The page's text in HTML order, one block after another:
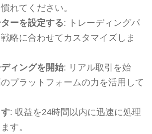
れてください。
ーを設定する: トレーディングパ
略に合わせてカスタマイズしま
ィングを開始: リアル取引を始
プラットフォームの力を活用して
: 収益を24時間以内に迅速に処理
す。